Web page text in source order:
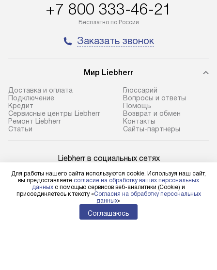
+7 800 333-46-21
Бесплатно по России
Заказать звонок
Мир Liebherr
Доставка и оплата
Подключение
Кредит
Сервисные центры Liebherr
Ремонт Liebherr
Cтатьи
Глоссарий
Вопросы и ответы
Помощь
Возврат и обмен
Контакты
Сайты-партнеры
Liebherr в социальных сетях
Для физических лиц
shop@l-rus.ru
Для юридических лиц
Для работы нашего сайта используются cookie. Используя наш сайт,
вы предоставляете согласие на обработку ваших персональных
данных с помощью сервисов веб-аналитики (Cookie) и
присоединяетесь к тексту «Согласия на обработку персональных
данных»
Соглашаюсь